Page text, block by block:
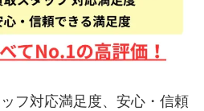
フ対応満足度、安心・信頼